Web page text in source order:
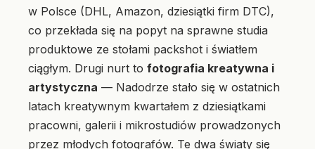
w Polsce (DHL, Amazon, dziesiątki firm DTC),
co przekłada się na popyt na sprawne studia
produktowe ze stołami packshot i światłem
ciągłym. Drugi nurt to fotografia kreatywna i
artystyczna — Nadodrze stało się w ostatnich
latach kreatywnym kwartałem z dziesiątkami
pracowni, galerii i mikrostudiów prowadzonych
przez młodych fotografów. Te dwa światy się